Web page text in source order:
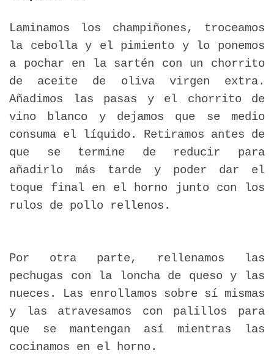
Laminamos los champiñones, troceamos
la cebolla y el pimiento y lo ponemos
a pochar en la sartén con un chorrito
de aceite de oliva virgen extra.
Añadimos las pasas y el chorrito de
vino blanco y dejamos que se medio
consuma el líquido. Retiramos antes de
que se termine de reducir para
añadirlo más tarde y poder dar el
toque final en el horno junto con los
rulos de pollo rellenos.
Por otra parte, rellenamos las
pechugas con la loncha de queso y las
nueces. Las enrollamos sobre sí mismas
y las atravesamos con palillos para
que se mantengan así mientras las
cocinamos en el horno.